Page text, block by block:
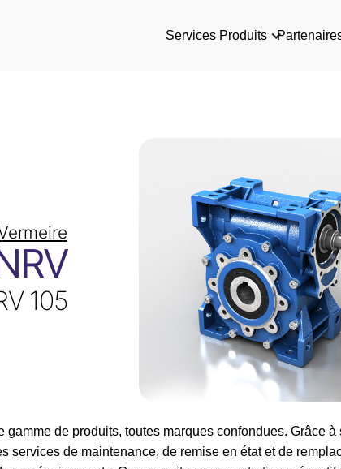
Services Produits
105
de produits, toutes marques confondues. Grâce à
services de maintenance, de remise en état et de